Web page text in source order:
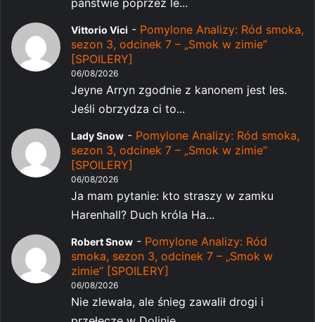
Vittorio Vici - Pomylone Analizy: Ród smoka,
sezon 3, odcinek 7 – „Smok w zimie”
[SPOILERY]
06/08/2026
Jeyne Arryn zgodnie z kanonem jest les.
Jeśli obrzydza ci to...
Lady Snow - Pomylone Analizy: Ród smoka,
sezon 3, odcinek 7 – „Smok w zimie”
[SPOILERY]
06/08/2026
Ja mam pytanie: kto straszy w zamku
Harenhall? Duch króla Ha...
Robert Snow - Pomylone Analizy: Ród
smoka, sezon 3, odcinek 7 – „Smok w
zimie” [SPOILERY]
06/08/2026
Nie zlewała, ale śnieg zawalił drogi i